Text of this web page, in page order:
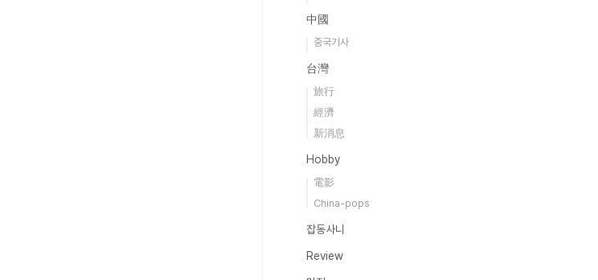
中國
중국기사
台灣
旅行
經濟
新消息
Hobby
電影
China-pops
잡동사니
Review